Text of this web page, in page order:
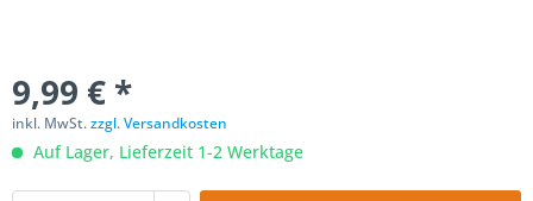
9,99 € *
inkl. MwSt.zzgl. Versandkosten
Auf Lager, Lieferzeit 1-2 Werktage